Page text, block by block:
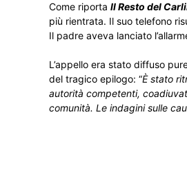
Come riporta Il Resto del
più rientrata. Il suo telefono
Il padre aveva lanciato
L’appello era stato diffuso
del tragico epilogo: “È stato
autorità competenti,
comunità. Le indagini sulle